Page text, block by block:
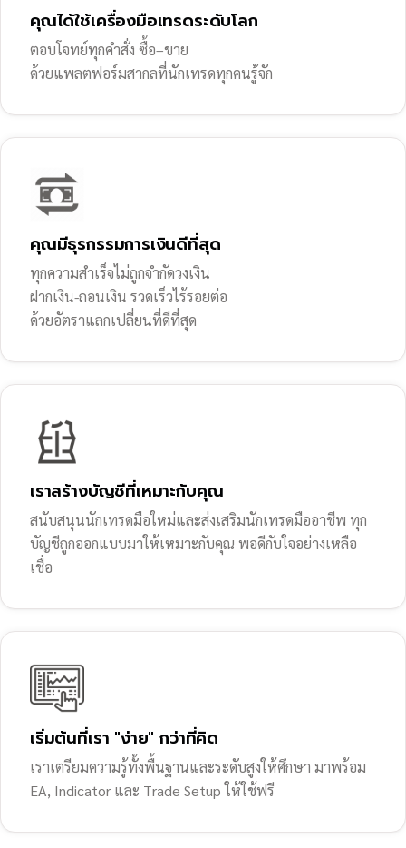
คุณได้ใช้เครื่องมือเทรดระดับโลก
ตอบโจทย์ทุกคำสั่ง ซื้อ–ขาย
ด้วยแพลตฟอร์มสากลที่นักเทรดทุกคนรู้จัก
คุณมีธุรกรรมการเงินดีที่สุด
ทุกความสำเร็จไม่ถูกจำกัดวงเงิน
ฝากเงิน-ถอนเงิน รวดเร็วไร้รอยต่อ
ด้วยอัตราแลกเปลี่ยนที่ดีที่สุด
เราสร้างบัญชีที่เหมาะกับคุณ
สนับสนุนนักเทรดมือใหม่และส่งเสริมนักเทรดมืออาชีพ ทุก
บัญชีถูกออกแบบมาให้เหมาะกับคุณ พอดีกับใจอย่างเหลือ
เชื่อ
เริ่มต้นที่เรา "ง่าย" กว่าที่คิด
เราเตรียมความรู้ทั้งพื้นฐานและระดับสูงให้ศึกษา มาพร้อม
EA, Indicator และ Trade Setup ให้ใช้ฟรี